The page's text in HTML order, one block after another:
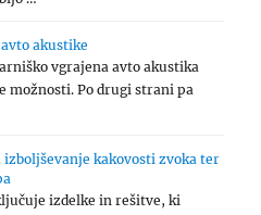
akustike
vgrajena avto akustika
možnosti. Po drugi strani pa
izboljševanje kakovosti zvoka ter
izdelke in rešitve, ki